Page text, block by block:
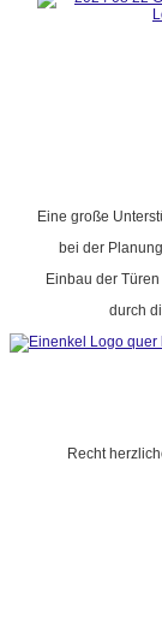
Eine große
bei der
Einbau der
durch
Recht